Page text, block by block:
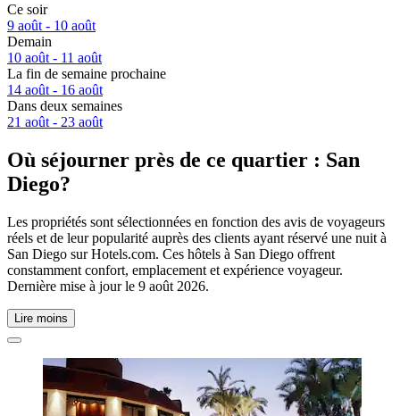
Ce soir
9 août - 10 août
Demain
10 août - 11 août
La fin de semaine prochaine
14 août - 16 août
Dans deux semaines
21 août - 23 août
Où séjourner près de ce quartier : San
Diego?
Les propriétés sont sélectionnées en fonction des avis de voyageurs
réels et de leur popularité auprès des clients ayant réservé une nuit à
San Diego sur Hotels.com. Ces hôtels à San Diego offrent
constamment confort, emplacement et expérience voyageur.
Dernière mise à jour le 9 août 2026.
Lire moins